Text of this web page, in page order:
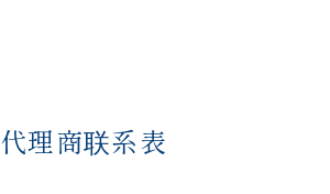
代理商联系表